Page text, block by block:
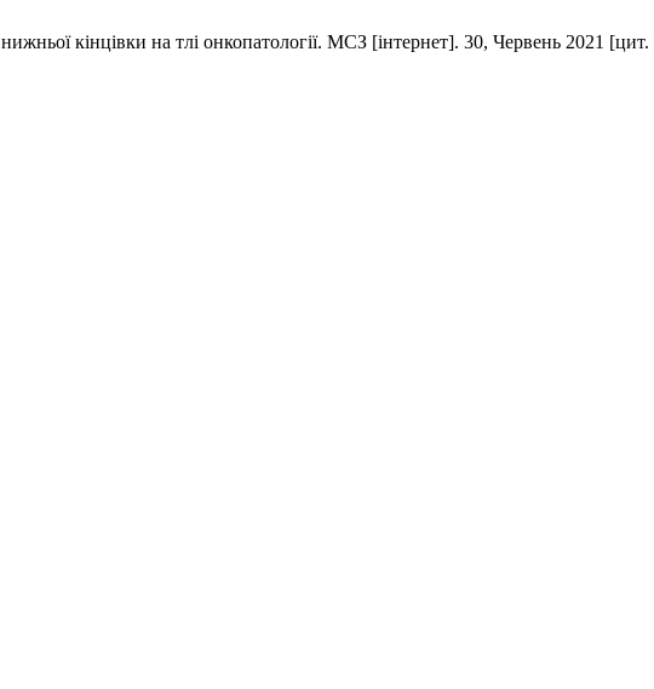
кінцівки на тлі онкопатології. МСЗ [інтернет]. 30, Червень 2021